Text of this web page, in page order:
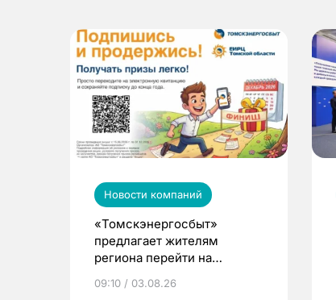
Новости компаний
«Томскэнергосбыт»
предлагает жителям
региона перейти на
выиграть призы
09:10 / 03.08.26